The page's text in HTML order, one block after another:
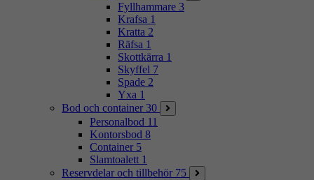
Fyllhammare 3
Krafsa 1
Kratta 2
Räfsa 1
Skottkärra 1
Skyffel 7
Spade 2
Yxa 1
Bod och container 30
Personalbod 11
Kontorsbod 8
Container 5
Slamtoalett 1
Reservdelar och tillbehör 75